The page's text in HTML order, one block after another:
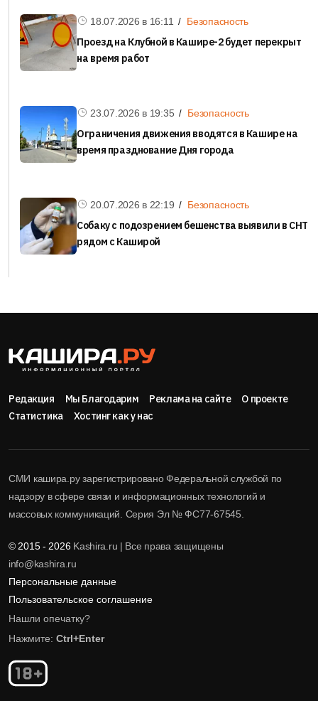
18.07.2026 в 16:11 Безопасность
Проезд на Клубной в Кашире-2 будет перекрыт
на время работ
23.07.2026 в 19:35 Безопасность
Ограничения движения вводятся в Кашире на
время празднование Дня города
20.07.2026 в 22:19 Безопасность
Собаку с подозрением бешенства выявили в СНТ
рядом с Каширой
Редакция Мы Благодарим Реклама на сайте
О проекте
Статистика
Хостинг как у нас
СМИ кашира.ру зарегистрировано Федеральной службой по
надзору в сфере связи и информационных технологий и
массовых коммуникаций. Серия Эл № ФС77-67545.
© 2015 - 2026Kashira.ru | Все права защищены
info@kashira.ru
Персональные данные
Пользовательское соглашение
Нашли опечатку?
Нажмите: Ctrl+Enter